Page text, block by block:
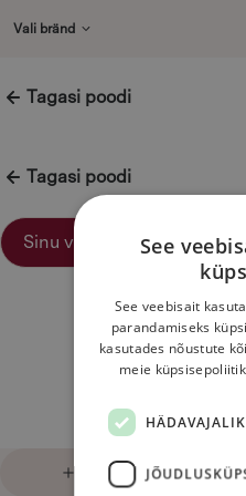
Vali bränd
Tagasi poodi
Tagasi poodi
Sinu valikutele vastavaid
Liitu uudiskirjaga
See
See veebisait
parandamiseks
kasutades nõustute
meie